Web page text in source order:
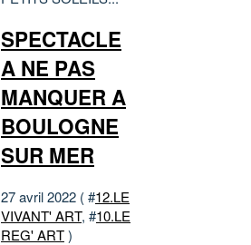
SPECTACLE
A NE PAS
MANQUER A
BOULOGNE
SUR MER
27 avril 2022 ( #12.LE
VIVANT' ART, #10.LE
REG' ART)